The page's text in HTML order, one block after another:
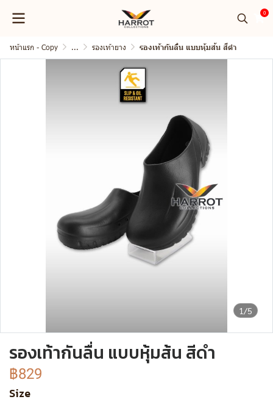
0
หน้าแรก - Copy ... รองเท้ายาง รองเท้ากันลื่น แบบหุ้มส้น สีดำ
1/5
รองเท้ากันลื่น แบบหุ้มส้น สีดำ
฿829
Size